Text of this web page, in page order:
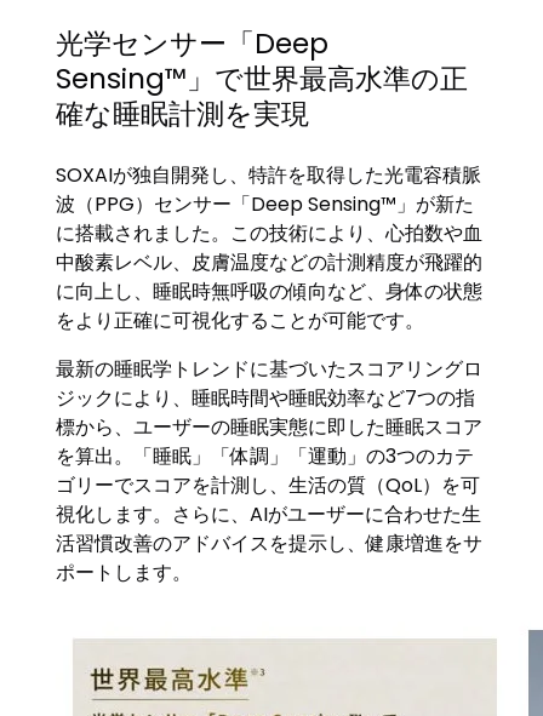
光学センサー「Deep
Sensing™」で世界最高水準の正
確な睡眠計測を実現
SOXAIが独自開発し、特許を取得した光電容積脈
波（PPG）センサー「Deep Sensing™」が新た
に搭載されました。この技術により、心拍数や血
中酸素レベル、皮膚温度などの計測精度が飛躍的
に向上し、睡眠時無呼吸の傾向など、身体の状態
をより正確に可視化することが可能です。
最新の睡眠学トレンドに基づいたスコアリングロ
ジックにより、睡眠時間や睡眠効率など7つの指
標から、ユーザーの睡眠実態に即した睡眠スコア
を算出。「睡眠」「体調」「運動」の3つのカテ
ゴリーでスコアを計測し、生活の質（QoL）を可
視化します。さらに、AIがユーザーに合わせた生
活習慣改善のアドバイスを提示し、健康増進をサ
ポートします。